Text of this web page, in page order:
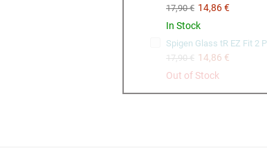
17,90 € 14,86 €
In Stock
Spigen Glass tR EZ Fit 2
17,90 € 14,86 €
Out of Stock